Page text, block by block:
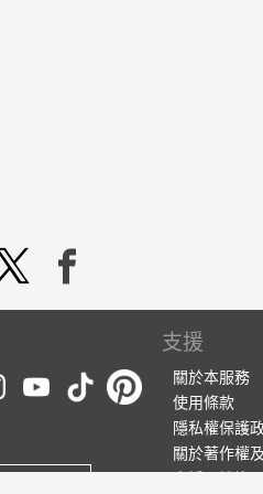
支援
關於本服務
使用條款
隱私權保護
關於著作權